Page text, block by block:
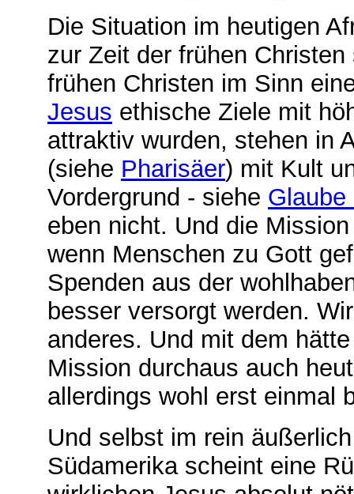
Die Situation im heutigen
zur Zeit der frühen
frühen Christen im Sinn
Jesus ethische Ziele mit
attraktiv wurden, stehen in
(siehe Pharisäer) mit Kult
Vordergrund - siehe Glaube
eben nicht. Und die
wenn Menschen zu Gott
Spenden aus der
besser versorgt werden.
anderes. Und mit dem
Mission durchaus auch
allerdings wohl erst einmal
Und selbst im rein
Südamerika scheint eine